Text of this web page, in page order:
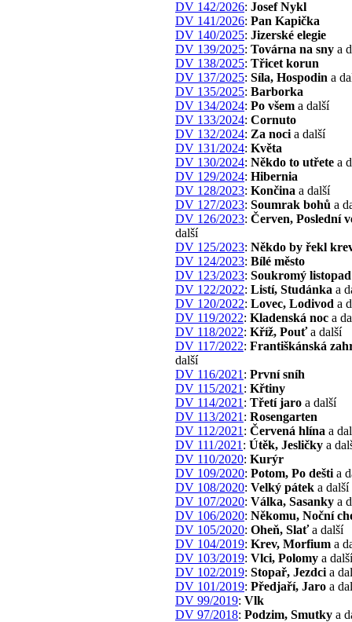
DV 142/2026: Josef Nykl
DV 141/2026: Pan Kapička
DV 140/2025: Jizerské elegie
DV 139/2025: Továrna na sny a
DV 138/2025: Třicet korun
DV 137/2025: Síla, Hospodin a
DV 135/2025: Barborka
DV 134/2024: Po všem a další
DV 133/2024: Cornuto
DV 132/2024: Za noci a další
DV 131/2024: Květa
DV 130/2024: Někdo to utřete a
DV 129/2024: Hibernia
DV 128/2023: Končina a další
DV 127/2023: Soumrak bohů a
DV 126/2023: Červen, Poslední
další
DV 125/2023: Někdo by řekl
DV 124/2023: Bílé město
DV 123/2023: Soukromý listopad
DV 122/2022: Listí, Studánka a
DV 120/2022: Lovec, Lodivod a
DV 119/2022: Kladenská noc a
DV 118/2022: Kříž, Pouťa další
DV 117/2022: Františkánská
další
DV 116/2021 : První sníh
DV 115/2021 : Křtiny
DV 114/2021 : Třetí jaro a další
DV 113/2021 : Rosengarten
DV 112/2021 : Červená hlína a
DV 111/2021 : Útěk, Jesličky a
DV 110/2020: Kurýr
DV 109/2020: Potom, Po dešti a
DV 108/2020: Velký pátek a další
DV 107/2020: Válka, Sasanky a
DV 106/2020: Někomu, Noční
DV 105/2020: Oheň, Slaťa další
DV 104/2019: Krev, Morfium a
DV 103/2019: Vlci, Polomy a další
DV 102/2019: Stopař, Jezdci a
DV 101/2019: Předjaří, Jaro a
DV 99/2019: Vlk
DV 97/2018: Podzim, Smutky a